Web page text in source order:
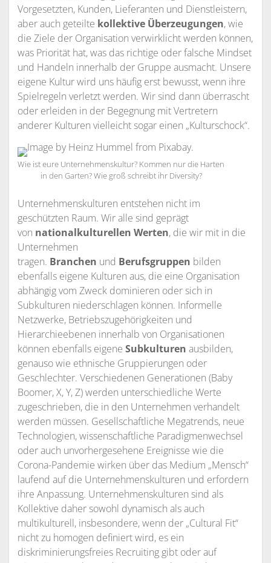
Vorgesetzten, Kunden, Lieferanten und Dienstleistern,
aber auch geteilte kollektive Überzeugungen, wie
die Ziele der Organisation verwirklicht werden können,
was Priorität hat, was das richtige oder falsche Mindset
und Handeln innerhalb der Gruppe ausmacht. Unsere
eigene Kultur wird uns häufig erst bewusst, wenn ihre
Spielregeln verletzt werden. Wir sind dann überrascht
oder erleiden in der Begegnung mit Vertretern
anderer Kulturen vielleicht sogar einen „Kulturschock“.
Wie ist eure Unternehmenskultur? Kommen nur die Harten
in den Garten? Wie groß schreibt ihr Diversity?
Unternehmenskulturen entstehen nicht im
geschützten Raum. Wir alle sind geprägt
von nationalkulturellen Werten, die wir mit in die
Unternehmen
tragen. Branchen und Berufsgruppen bilden
ebenfalls eigene Kulturen aus, die eine Organisation
abhängig vom Zweck dominieren oder sich in
Subkulturen niederschlagen können. Informelle
Netzwerke, Betriebszugehörigkeiten und
Hierarchieebenen innerhalb von Organisationen
können ebenfalls eigene Subkulturen ausbilden,
genauso wie ethnische Gruppierungen oder
Geschlechter. Verschiedenen Generationen (Baby
Boomer, X, Y, Z) werden unterschiedliche Werte
zugeschrieben, die in den Unternehmen verhandelt
werden müssen. Gesellschaftliche Megatrends, neue
Technologien, wissenschaftliche Paradigmenwechsel
oder auch unvorhergesehene Ereignisse wie die
Corona-Pandemie wirken über das Medium „Mensch“
laufend auf die Unternehmenskulturen und erfordern
ihre Anpassung. Unternehmenskulturen sind als
Kollektive daher sowohl dynamisch als auch
multikulturell, insbesondere, wenn der „Cultural Fit“
nicht zu homogen definiert wird, es ein
diskriminierungsfreies Recruiting gibt oder auf